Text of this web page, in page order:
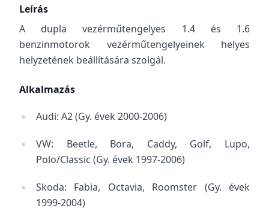
Leírás
A dupla vezérműtengelyes 1.4 és 1.6
benzinmotorok vezérműtengelyeinek helyes
helyzetének beállítására szolgál.
Alkalmazás
Audi: A2 (Gy. évek 2000-2006)
VW: Beetle, Bora, Caddy, Golf, Lupo,
Polo/Classic (Gy. évek 1997-2006)
Skoda: Fabia, Octavia, Roomster (Gy. évek
1999-2004)